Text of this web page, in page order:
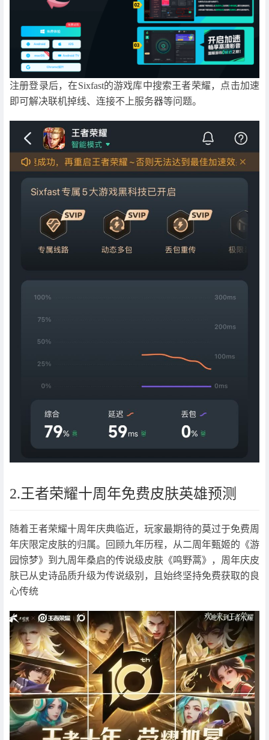
注册登录后，在Sixfast的游戏库中搜索王者荣耀，点击加速
即可解决联机掉线、连接不上服务器等问题。
2.王者荣耀十周年免费皮肤英雄预测
随着王者荣耀十周年庆典临近，玩家最期待的莫过于免费周
年庆限定皮肤的归属。回顾九年历程，从二周年甄姬的《游
园惊梦》到九周年桑启的传说级皮肤《鸣野蒿》，周年庆皮
肤已从史诗品质升级为传说级别，且始终坚持免费获取的良
心传统